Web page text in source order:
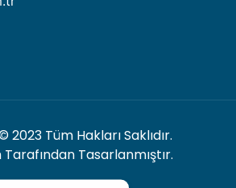
2023 Tüm Hakları Saklıdır.
Tarafından Tasarlanmıştır.